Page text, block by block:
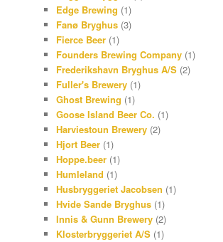
Edge Brewing (1)
Fanø Bryghus (3)
Fierce Beer (1)
Founders Brewing Company (1)
Frederikshavn Bryghus A/S (2)
Fuller's Brewery (1)
Ghost Brewing (1)
Goose Island Beer Co. (1)
Harviestoun Brewery (2)
Hjort Beer (1)
Hoppe.beer (1)
Humleland (1)
Husbryggeriet Jacobsen (1)
Hvide Sande Bryghus (1)
Innis & Gunn Brewery (2)
Klosterbryggeriet A/S (1)